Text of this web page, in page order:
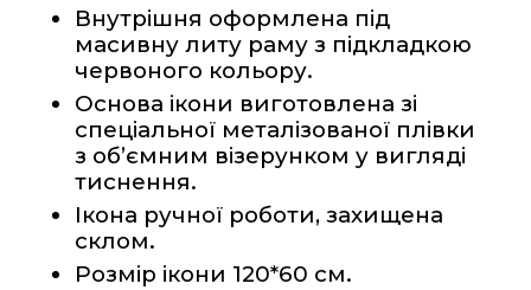
Внутрішня оформлена під
масивну литу раму з підкладкою
червоного кольору.
Основа ікони виготовлена зі
спеціальної металізованої плівки
з об’ємним візерунком у вигляді
тиснення.
Ікона ручної роботи, захищена
склом.
Розмір ікони 120*60 см.